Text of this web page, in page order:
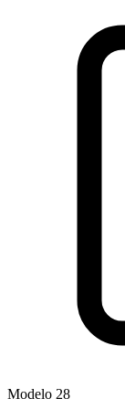
Modelo 28